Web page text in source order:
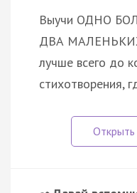
Выучи ОДНО
ДВА МАЛЕНЬКИХ
лучше всего до
стихотворения,